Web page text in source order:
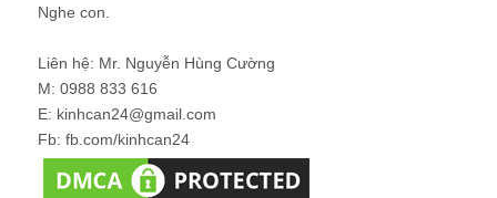
Nghe con.
Liên hệ: Mr. Nguyễn Hùng Cường
M: 0988 833 616
E: kinhcan24@gmail.com
Fb: fb.com/kinhcan24